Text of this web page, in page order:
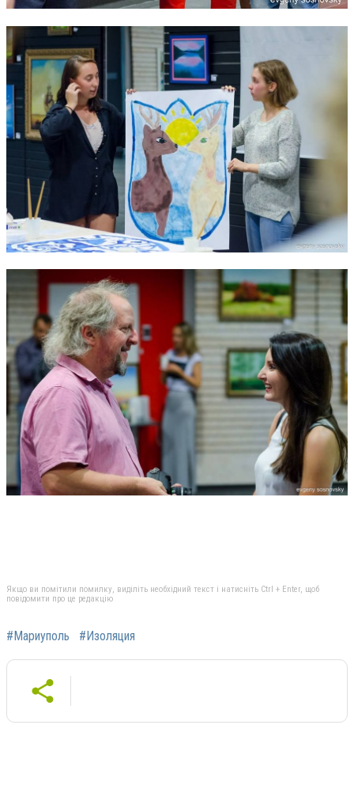
Якщо ви помітили помилку, виділіть необхідний текст і натисніть Ctrl + Enter, щоб
повідомити про це редакцію
#Мариуполь #Изоляция